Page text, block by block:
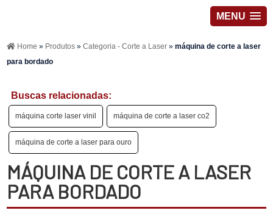
MENU
Home » Produtos»Categoria - Corte a Laser»máquina de corte a laser
para bordado
Buscas relacionadas:
máquina corte laser vinil máquina de corte a laser co2
máquina de corte a laser para ouro
MÁQUINA DE CORTE A LASER
PARA BORDADO